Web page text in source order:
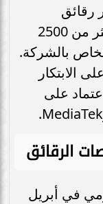
رقائق
الهواتف المحمولة، ويعمل حاليًا أكثر من 2500
بالشركة.
الابتكار
على
الرقائق
في أبريل